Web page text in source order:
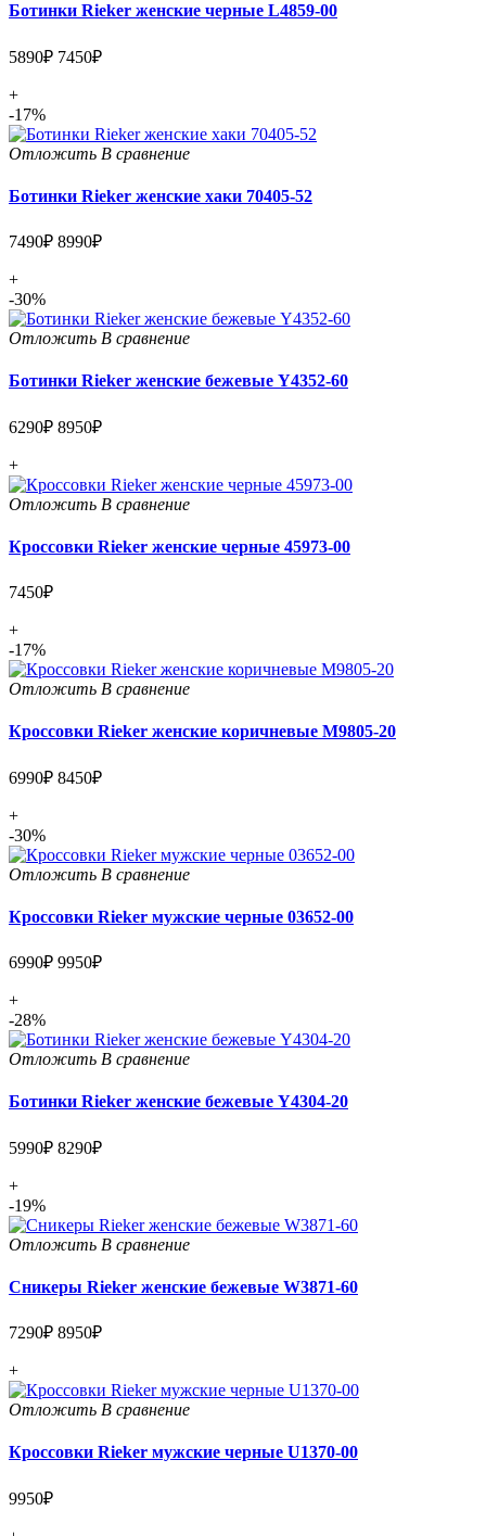
Ботинки Rieker женские черные L4859-00
5890₽ 7450₽
+
-17%
Отложить В сравнение
Ботинки Rieker женские хаки 70405-52
7490₽ 8990₽
+
-30%
Отложить В сравнение
Ботинки Rieker женские бежевые Y4352-60
6290₽ 8950₽
+
Отложить В сравнение
Кроссовки Rieker женские черные 45973-00
7450₽
+
-17%
Отложить В сравнение
Кроссовки Rieker женские коричневые M9805-20
6990₽ 8450₽
+
-30%
Отложить В сравнение
Кроссовки Rieker мужские черные 03652-00
6990₽ 9950₽
+
-28%
Отложить В сравнение
Ботинки Rieker женские бежевые Y4304-20
5990₽ 8290₽
+
-19%
Отложить В сравнение
Сникеры Rieker женские бежевые W3871-60
7290₽ 8950₽
+
Отложить В сравнение
Кроссовки Rieker мужские черные U1370-00
9950₽